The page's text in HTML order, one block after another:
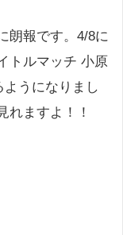
朗報です。4/8に
トルマッチ 小原
うになりまし
れますよ！！